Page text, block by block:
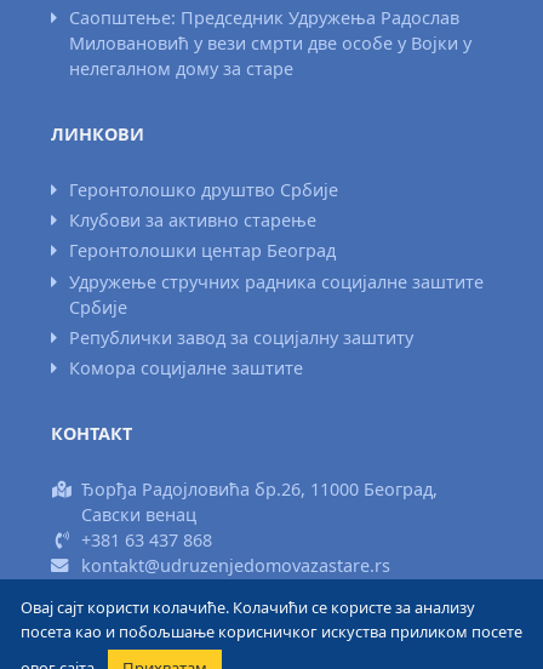
Саопштење: Председник Удружења Радослав
Миловановић у вези смрти две особе у Војки у
нелегалном дому за старе
ЛИНКОВИ
Геронтолошко друштво Србије
Клубови за активно старење
Геронтолошки центар Београд
Удружење стручних радника социјалне заштите
Србије
Републички завод за социјалну заштиту
Комора социјалне заштите
КОНТАКТ
Ђорђа Радојловића бр.26, 11000 Београд,
Савски венац
+381 63 437 868
kontakt@udruzenjedomovazastare.rs
Израда сајта www.areadizajn.com
Овај сајт користи колачиће. Колачићи се користе за анализу
посета као и побољшање корисничког искуства приликом посете